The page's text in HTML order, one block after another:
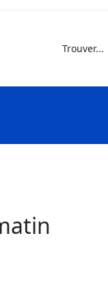
Trouver...